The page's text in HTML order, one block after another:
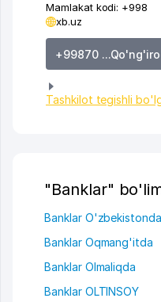
Mamlakat kodi: +998
xb.uz
+99870
Tashkilot tegishli
"Banklar"
Banklar O'zbekistonda
Banklar Oqmang'itda
Banklar Olmaliqda
Banklar OLTINSOY